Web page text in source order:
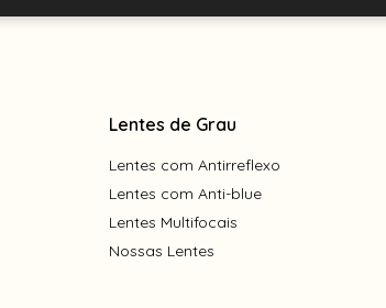
Lentes de Grau
Lentes com Antirreflexo
Lentes com Anti-blue
Lentes Multifocais
Nossas Lentes